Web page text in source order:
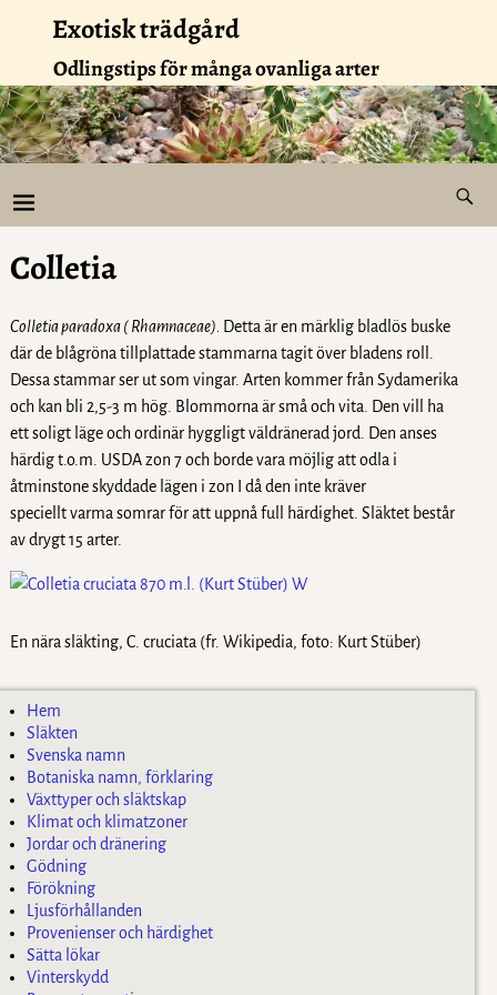
Exotisk trädgård
Odlingstips för många ovanliga arter
Colletia
Colletia paradoxa ( Rhamnaceae). Detta är en märklig bladlös buske
där de blågröna tillplattade stammarna tagit över bladens roll.
Dessa stammar ser ut som vingar. Arten kommer från Sydamerika
och kan bli 2,5-3 m hög. Blommorna är små och vita. Den vill ha
ett soligt läge och ordinär hyggligt väldränerad jord. Den anses
härdig t.o.m. USDA zon 7 och borde vara möjlig att odla i
åtminstone skyddade lägen i zon I då den inte kräver
speciellt varma somrar för att uppnå full härdighet. Släktet består
av drygt 15 arter.
En nära släkting, C. cruciata (fr. Wikipedia, foto: Kurt Stüber)
Hem
Släkten
Svenska namn
Botaniska namn, förklaring
Växttyper och släktskap
Klimat och klimatzoner
Jordar och dränering
Gödning
Förökning
Ljusförhållanden
Provenienser och härdighet
Sätta lökar
Vinterskydd